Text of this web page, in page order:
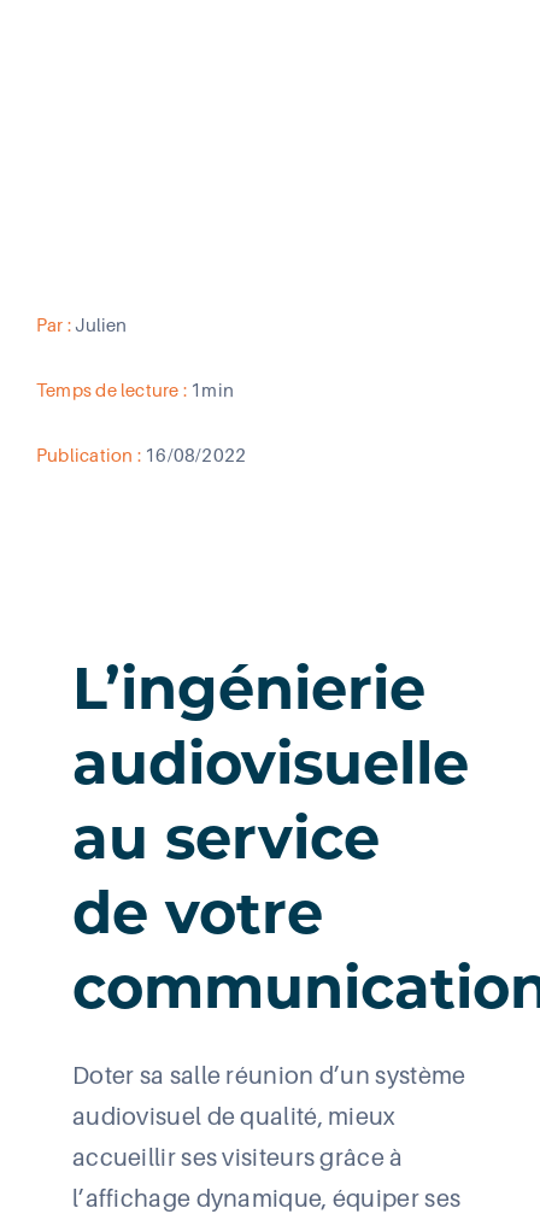
Par :Julien
Temps de lecture : 1min
Publication : 16/08/2022
L’ingénierie
audiovisuelle
au service
de votre
Doter sa salle réunion d’un système
audiovisuel de qualité, mieux
accueillir ses visiteurs grâce à
l’affichage dynamique, équiper ses